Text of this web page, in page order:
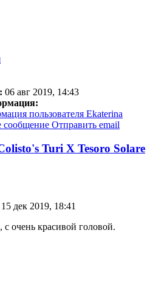
06 авг 2019, 14:43
пользователя Ekaterina
сообщение Отправить email
Turi X Tesoro Solare
15 дек 2019, 18:41
очень красивой головой.